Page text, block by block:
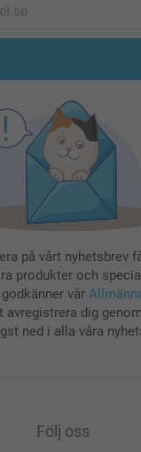
på vårt nyhetsbrev
produkter och
vår
avregistrera dig
ned i alla våra
Följ oss